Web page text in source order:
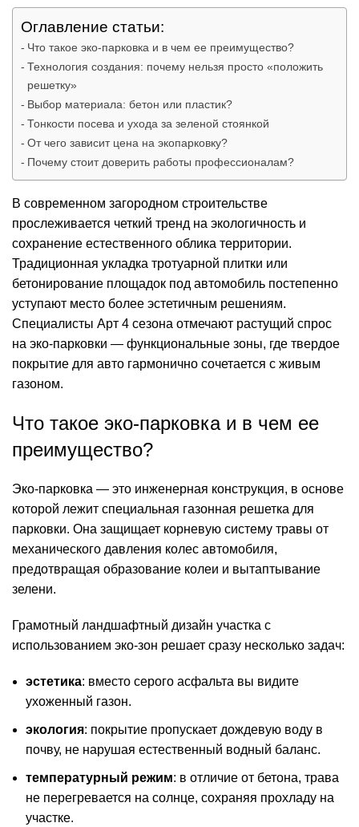
Оглавление статьи:
Что такое эко-парковка и в чем ее преимущество?
Технология создания: почему нельзя просто «положить
решетку»
Выбор материала: бетон или пластик?
Тонкости посева и ухода за зеленой стоянкой
От чего зависит цена на экопарковку?
Почему стоит доверить работы профессионалам?
В современном загородном строительстве
прослеживается четкий тренд на экологичность и
сохранение естественного облика территории.
Традиционная укладка тротуарной плитки или
бетонирование площадок под автомобиль постепенно
уступают место более эстетичным решениям.
Специалисты Арт 4 сезона отмечают растущий спрос
на эко-парковки — функциональные зоны, где твердое
покрытие для авто гармонично сочетается с живым
газоном.
Что такое эко-парковка и в чем ее
преимущество?
Эко-парковка — это инженерная конструкция, в основе
которой лежит специальная газонная решетка для
парковки. Она защищает корневую систему травы от
механического давления колес автомобиля,
предотвращая образование колеи и вытаптывание
зелени.
Грамотный ландшафтный дизайн участка с
использованием эко-зон решает сразу несколько задач:
эстетика: вместо серого асфальта вы видите
ухоженный газон.
экология: покрытие пропускает дождевую воду в
почву, не нарушая естественный водный баланс.
температурный режим: в отличие от бетона, трава
не перегревается на солнце, сохраняя прохладу на
участке.